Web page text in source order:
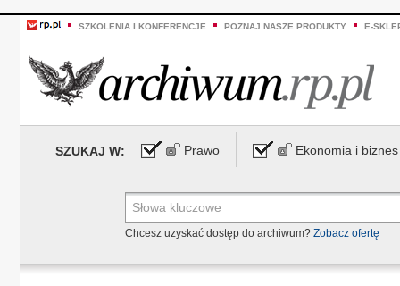
SZKOLENIA I KONFERENCJE POZNAJ NASZE PRODUKTY E-
SZUKAJ W: Prawo Ekonomia i biznes
Chcesz uzyskać dostęp do archiwum? Zobacz ofertę